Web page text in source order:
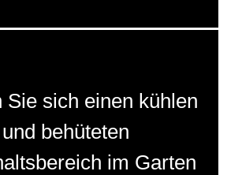
Sie sich einen kühlen
und behüteten
im Garten